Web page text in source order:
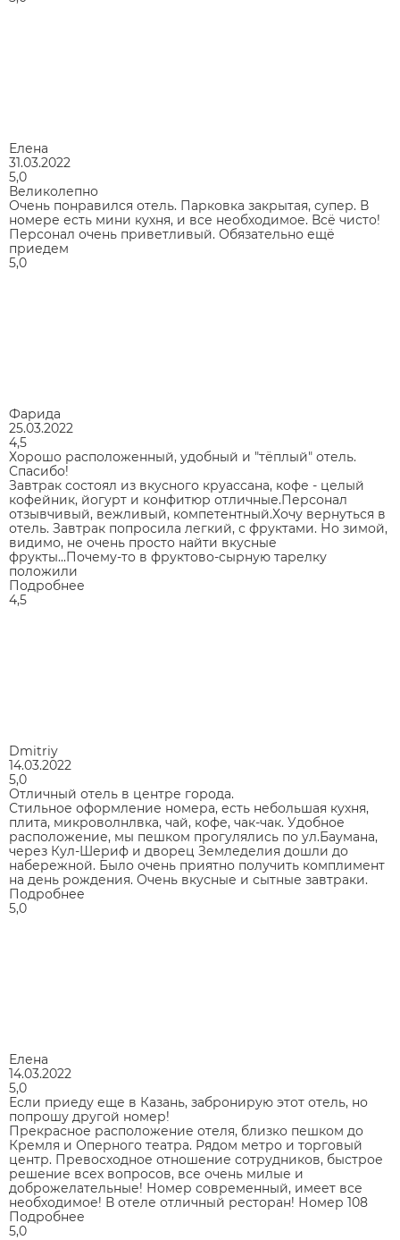
Елена
31.03.2022
5,0
Великолепно
Очень понравился отель. Парковка закрытая, супер. В
номере есть мини кухня, и все необходимое. Всё чисто!
Персонал очень приветливый. Обязательно ещё
приедем
5,0
Фарида
25.03.2022
4,5
Хорошо расположенный, удобный и "тёплый" отель.
Спасибо!
Завтрак состоял из вкусного круассана, кофе - целый
кофейник, йогурт и конфитюр отличные.Персонал
отзывчивый, вежливый, компетентный.Хочу вернуться в
отель. Завтрак попросила легкий, с фруктами. Но зимой,
видимо, не очень просто найти вкусные
фрукты...Почему-то в фруктово-сырную тарелку
положили
Подробнее
4,5
Dmitriy
14.03.2022
5,0
Отличный отель в центре города.
Стильное оформление номера, есть небольшая кухня,
плита, микроволнлвка, чай, кофе, чак-чак. Удобное
расположение, мы пешком прогулялись по ул.Баумана,
через Кул-Шериф и дворец Земледелия дошли до
набережной. Было очень приятно получить комплимент
на день рождения. Очень вкусные и сытные завтраки.
Подробнее
5,0
Елена
14.03.2022
5,0
Если приеду еще в Казань, забронирую этот отель, но
попрошу другой номер!
Прекрасное расположение отеля, близко пешком до
Кремля и Оперного театра. Рядом метро и торговый
центр. Превосходное отношение сотрудников, быстрое
решение всех вопросов, все очень милые и
доброжелательные! Номер современный, имеет все
необходимое! В отеле отличный ресторан! Номер 108
Подробнее
5,0